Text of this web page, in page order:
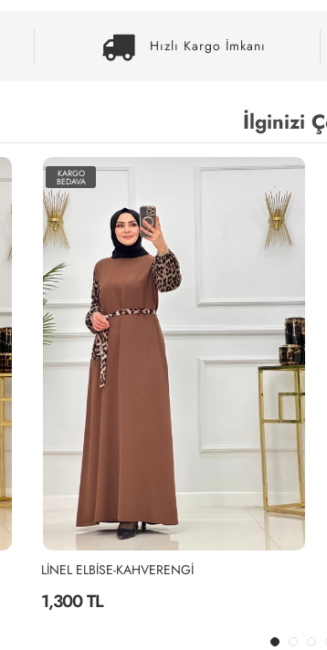
Hızlı Kargo İmkanı
İlginizi
LİNEL ELBİSE-CAMEL